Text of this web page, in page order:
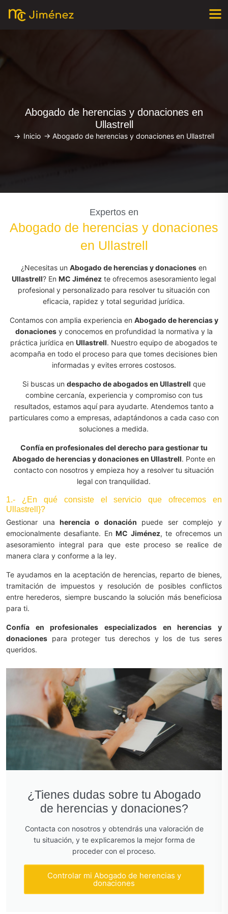
Abogado de herencias y donaciones en
Ullastrell
-> Inicio -> Abogado de herencias y donaciones en Ullastrell
Expertos en
Abogado de herencias y donaciones
en Ullastrell
¿Necesitas unAbogado de herencias y donaciones en
Ullastrell? EnMC Jiménez te ofrecemos asesoramiento legal
profesional y personalizado para resolver tu situación con
eficacia, rapidez y total seguridad jurídica.
Contamos con amplia experiencia en Abogado de herencias y
donacionesy conocemos en profundidad la normativa y la
práctica jurídica enUllastrell. Nuestro equipo de abogados te
acompaña en todo el proceso para que tomes decisiones bien
informadas y evites errores costosos.
Si buscas un despacho de abogados en Ullastrell que
combine cercanía, experiencia y compromiso con tus
resultados, estamos aquí para ayudarte. Atendemos tanto a
particulares como a empresas, adaptándonos a cada caso con
soluciones a medida.
Confía en profesionales del derecho para gestionar tu
Abogado de herencias y donaciones en Ullastrell. Ponte en
contacto con nosotros y empieza hoy a resolver tu situación
legal con tranquilidad.
1.- ¿En qué consiste el servicio que ofrecemos en
Ullastrell}?
Gestionar unaherencia o donación puede ser complejo y
emocionalmente desafiante. EnMC Jiménez, te ofrecemos un
asesoramiento integral para que este proceso se realice de
manera clara y conforme a la ley.
Te ayudamos en la aceptación de herencias, reparto de bienes,
tramitación de impuestos y resolución de posibles conflictos
entre herederos, siempre buscando la solución más beneficiosa
para ti.
Confía en profesionales especializados en herencias y
donaciones para proteger tus derechos y los de tus seres
queridos.
¿Tienes dudas sobre tu Abogado
de herencias y donaciones?
Contacta con nosotros y obtendrás una valoración de
tu situación, y te explicaremos la mejor forma de
proceder con el proceso.
Controlar mi Abogado de herencias y
donaciones